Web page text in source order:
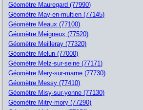
Géomètre Mauregard (77990)
Géomètre May-en-multien (77145)
Géomètre Meaux (77100)
Géomètre Meigneux (77520)
Géomètre Meilleray (77320)
Géomètre Melun (77000)
Géomètre Melz-sur-seine (77171)
Géomètre Mery-sur-marne (77730)
Géomètre Messy (77410)
Géomètre Misy-sur-yonne (77130)
Géomètre Mitry-mory (77290)